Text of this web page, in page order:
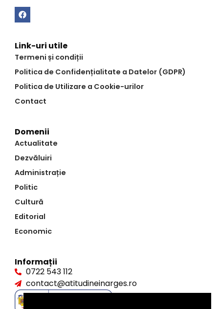
Link-uri utile
Termeni și condiții
Politica de Confidențialitate a Datelor (GDPR)
Politica de Utilizare a Cookie-urilor
Contact
Domenii
Actualitate
Dezvăluiri
Administrație
Politic
Cultură
Editorial
Economic
Informații
0722 543 112
contact@atitudineinarges.ro